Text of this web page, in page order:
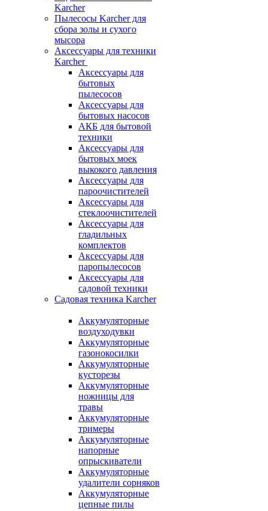
Karcher
Пылесосы Karcher для
сбора золы и сухого
мысора
Аксессуары для техники
Karcher
Аксессуары для
бытовых
пылесосов
Аксессуары для
бытовых насосов
АКБ для бытовой
техники
Аксессуары для
бытовых моек
выкокого давления
Аксессуары для
пароочистителей
Аксессуары для
стеклоочистителей
Аксессуары для
гладильных
комплектов
Аксессуары для
паропылесосов
Аксессуары для
садовой техники
Садовая техника Karcher
Аккумуляторные
воздуходувки
Аккумуляторные
газонокосилки
Аккумуляторные
кусторезы
Аккумуляторные
ножницы для
травы
Аккумуляторные
тримеры
Аккумуляторные
напорные
опрыскиватели
Аккумуляторные
удалители сорняков
Аккумуляторные
цепные пилы